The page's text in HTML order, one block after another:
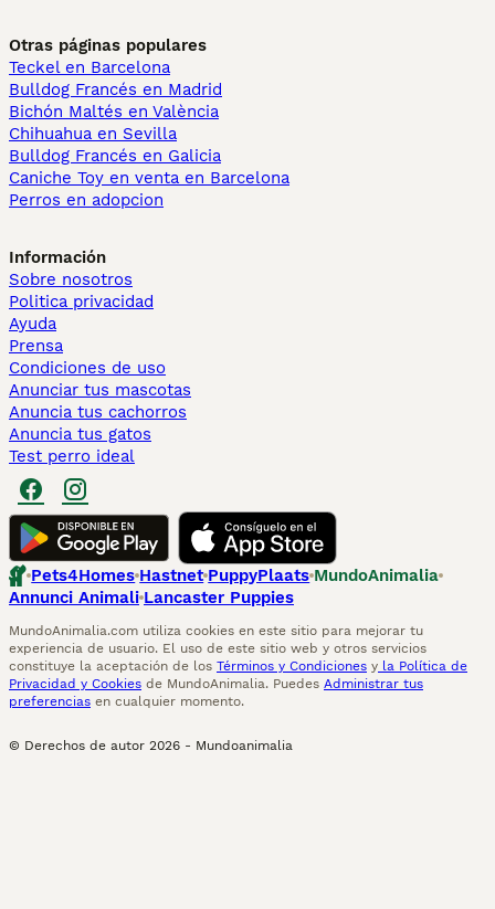
Otras páginas populares
Teckel en Barcelona
Bulldog Francés en Madrid
Bichón Maltés en València
Chihuahua en Sevilla
Bulldog Francés en Galicia
Caniche Toy en venta en Barcelona
Perros en adopcion
Información
Sobre nosotros
Politica privacidad
Ayuda
Prensa
Condiciones de uso
Anunciar tus mascotas
Anuncia tus cachorros
Anuncia tus gatos
Test perro ideal
Pets4Homes Hastnet PuppyPlaats MundoAnimalia
Annunci Animali Lancaster Puppies
MundoAnimalia.com utiliza cookies en este sitio para mejorar tu
experiencia de usuario. El uso de este sitio web y otros servicios
constituye la aceptación de los Términos y Condiciones y la Política de
Privacidad y Cookies de MundoAnimalia. Puedes Administrar tus
preferencias en cualquier momento.
© Derechos de autor 2026 - Mundoanimalia